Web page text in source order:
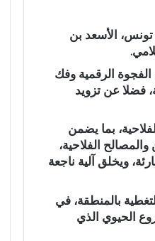
تونس، الأسعد بن
.
إلى الحد من الفجوة الرقمية وفك
العنكبوتية، فضلا عن تزويد
بما يضمن
الفلاحية،
ويخلق آلية ناجعة
بالمنطقة، في
الحيوي الذي